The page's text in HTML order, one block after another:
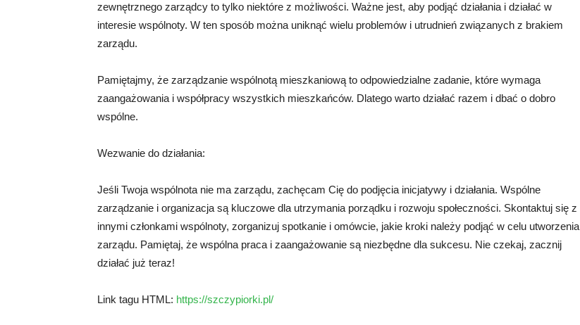
zewnętrznego zarządcy to tylko niektóre z możliwości. Ważne jest, aby podjąć działania i działać w
interesie wspólnoty. W ten sposób można uniknąć wielu problemów i utrudnień związanych z brakiem
zarządu.
Pamiętajmy, że zarządzanie wspólnotą mieszkaniową to odpowiedzialne zadanie, które wymaga
zaangażowania i współpracy wszystkich mieszkańców. Dlatego warto działać razem i dbać o dobro
wspólne.
Wezwanie do działania:
Jeśli Twoja wspólnota nie ma zarządu, zachęcam Cię do podjęcia inicjatywy i działania. Wspólne
zarządzanie i organizacja są kluczowe dla utrzymania porządku i rozwoju społeczności. Skontaktuj się z
innymi członkami wspólnoty, zorganizuj spotkanie i omówcie, jakie kroki należy podjąć w celu utworzenia
zarządu. Pamiętaj, że wspólna praca i zaangażowanie są niezbędne dla sukcesu. Nie czekaj, zacznij
działać już teraz!
Link tagu HTML: https://szczypiorki.pl/